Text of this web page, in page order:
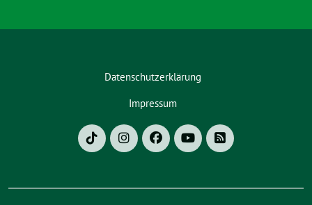
Datenschutzerklärung
Impressum